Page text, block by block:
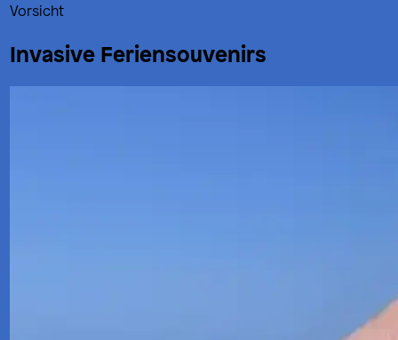
Vorsicht
Invasive Feriensouvenirs